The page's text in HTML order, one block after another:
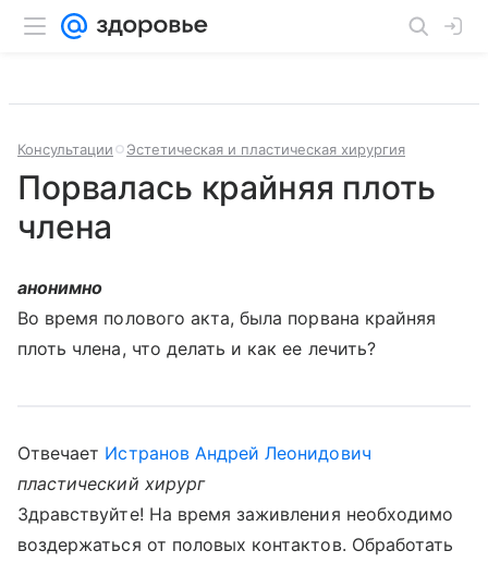
Консультации Эстетическая и пластическая хирургия
Порвалась крайняя плоть
члена
анонимно
Во время полового акта, была порвана крайняя
плоть члена, что делать и как ее лечить?
Отвечает Истранов Андрей Леонидович
пластический хирург
Здравствуйте! На время заживления необходимо
воздержаться от половых контактов. Обработать